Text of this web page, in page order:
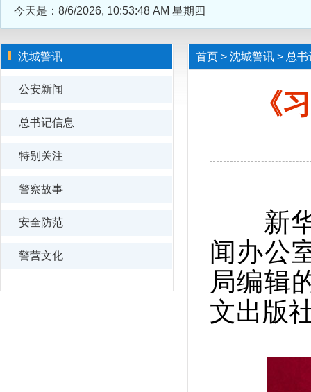
今天是： 8/6/2026, 10:53:49 AM 星期四
沈城警讯
公安新闻
总书记信息
特别关注
警察故事
安全防范
警营文化
首页 > 沈城警讯 > 总书
《
新华
闻办公
局编辑
文出版